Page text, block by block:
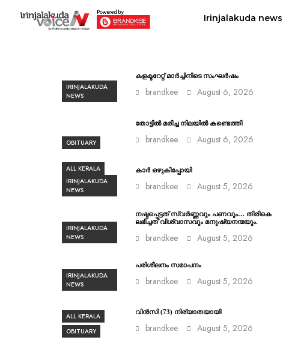
Irinjalakuda news
IRINJALAKUDA
NEWS
കളക്ടറേറ്റ് മാർച്ചിനിടെ സംഘർഷം
brandkee August 6, 2026
OBITUARY
തോട്ടിൽ മരിച്ച നിലയിൽ കണ്ടെത്തി
brandkee August 6, 2026
ALL KERALA
IRINJALAKUDA
NEWS
കാർ ഒഴുകിപ്പോയി
brandkee August 5, 2026
IRINJALAKUDA
NEWS
നഷ്ടപ്പെട്ടത് സ്വർണ്ണവും പണവും… തിരികെ
ലഭിച്ചത് വിശ്വാസവും മനുഷ്യനന്മയും.
brandkee August 5, 2026
IRINJALAKUDA
NEWS
പരിശീലനം സമാപനം
brandkee August 5, 2026
ALL KERALA
OBITUARY
വിൻസി (73) നിര്യാതയായി
brandkee August 5, 2026